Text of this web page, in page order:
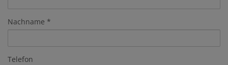
Nachname
Telefon